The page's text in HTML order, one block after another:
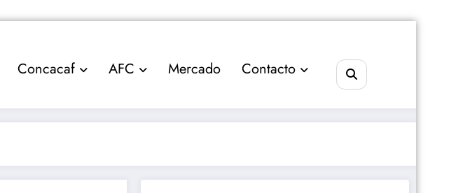
Concacaf AFC Mercado Contacto